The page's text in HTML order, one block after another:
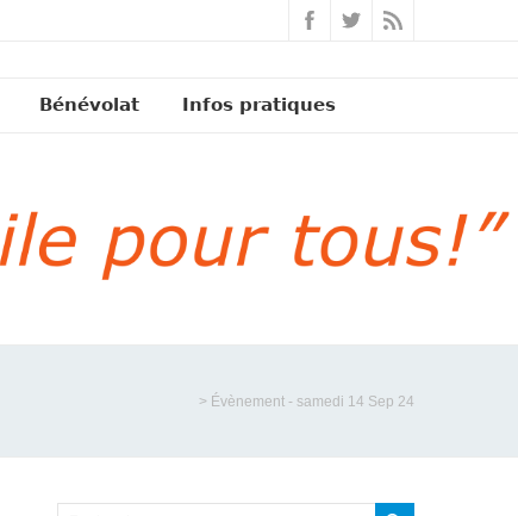
Bénévolat Infos pratiques
> Évènement - samedi 14 Sep 24